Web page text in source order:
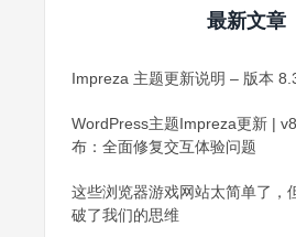
最新文章
Impreza 主题更新说明 – 版本
WordPress主题Impreza更新 |
布：全面修复交互体验问题
这些浏览器游戏网站太简单了，
破了我们的思维